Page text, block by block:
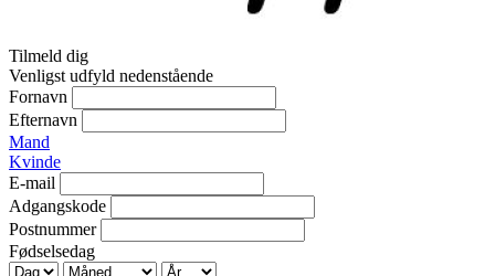
Tilmeld dig
Venligst udfyld nedenstående
Fornavn
Efternavn
Mand
Kvinde
E-mail
Adgangskode
Postnummer
Fødselsedag